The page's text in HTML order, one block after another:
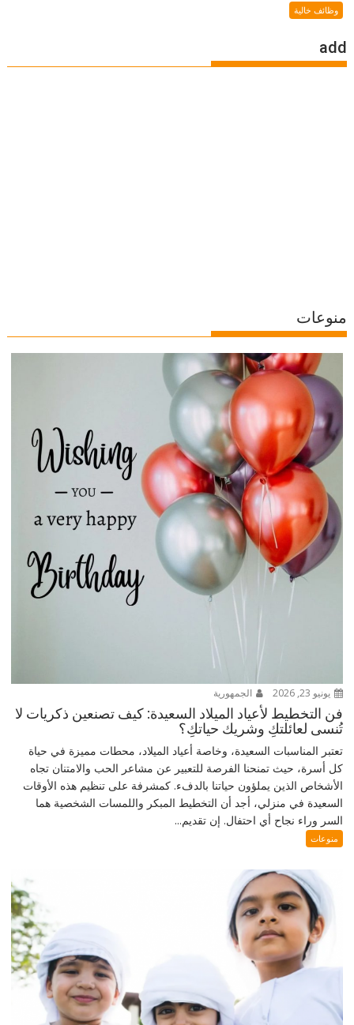
وظائف خالية
add
منوعات
يونيو 23, 2026 الجمهورية
فن التخطيط لأعياد الميلاد السعيدة: كيف تصنعين ذكريات لا
تُنسى لعائلتكِ وشريك حياتكِ؟
تعتبر المناسبات السعيدة، وخاصة أعياد الميلاد، محطات مميزة في حياة
كل أسرة، حيث تمنحنا الفرصة للتعبير عن مشاعر الحب والامتنان تجاه
الأشخاص الذين يملؤون حياتنا بالدفء. كمشرفة على تنظيم هذه الأوقات
السعيدة في منزلي، أجد أن التخطيط المبكر واللمسات الشخصية هما
السر وراء نجاح أي احتفال. إن تقديم...
منوعات